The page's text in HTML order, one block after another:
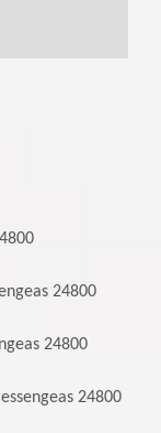
24800
24800
24800